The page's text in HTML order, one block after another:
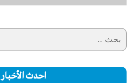
احدث الأخبار